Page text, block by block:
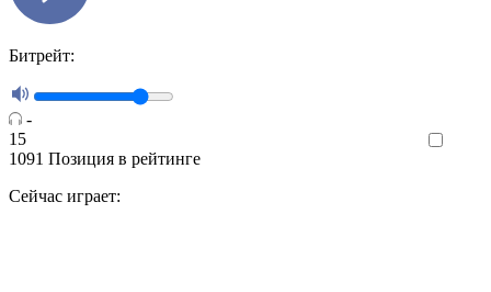
Битрейт:
-
15
1091 Позиция в рейтинге
Сейчас играет: